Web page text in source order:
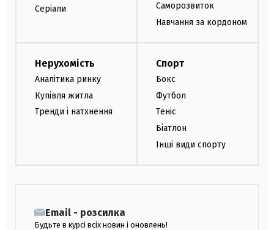
Серіали
Саморозвиток
Навчання за кордоном
Нерухомість
Аналітика ринку
Купівля житла
Тренди і натхнення
Спорт
Бокс
Футбол
Теніс
Біатлон
Інші види спорту
Email - розсилка
Будьте в курсі всіх новин і оновлень!